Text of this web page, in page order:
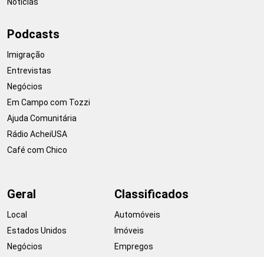
Notícias
Podcasts
Imigração
Entrevistas
Negócios
Em Campo com Tozzi
Ajuda Comunitária
Rádio AcheiUSA
Café com Chico
Geral
Local
Estados Unidos
Negócios
Classificados
Automóveis
Imóveis
Empregos